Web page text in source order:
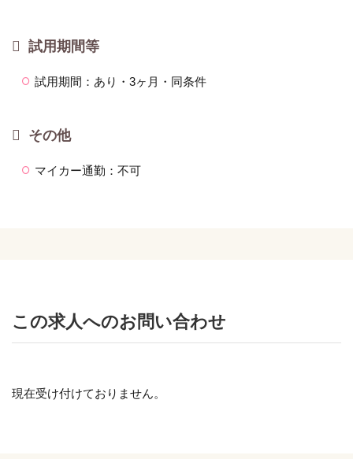
試用期間等
試用期間：あり・3ヶ月・同条件
その他
マイカー通勤：不可
この求人へのお問い合わせ
現在受け付けておりません。